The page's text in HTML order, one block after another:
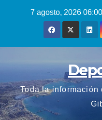
7 agosto, 2026 06:00
Toda la información